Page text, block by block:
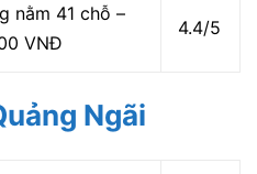
nằm 41 chỗ –
VNĐ
4.4/5
Ngãi